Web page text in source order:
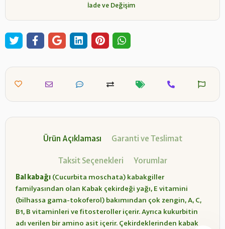
İade ve Değişim
Ürün Açıklaması Garanti ve Teslimat
Taksit Seçenekleri Yorumlar
Bal kabağı (Cucurbita moschata) kabakgiller
familyasından olan Kabak çekirdeği yağı, E vitamini
(bilhassa gama-tokoferol) bakımından çok zengin, A, C,
B1, B vitaminleri ve fitosteroller içerir. Ayrıca kukurbitin
adı verilen bir amino asit içerir. Çekirdeklerinden kabak